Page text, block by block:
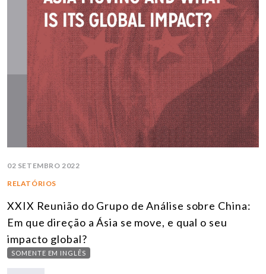
02 SETEMBRO 2022
RELATÓRIOS
XXIX Reunião do Grupo de Análise sobre China:
Em que direção a Ásia se move, e qual o seu
impacto global?
SOMENTE EM INGLÊS